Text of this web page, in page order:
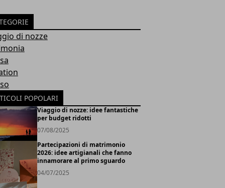
di nozze
POPOLARI
Viaggio di nozze: idee fantastiche
per budget ridotti
07/08/2025
Partecipazioni di matrimonio
2026: idee artigianali che fanno
innamorare al primo sguardo
04/07/2025